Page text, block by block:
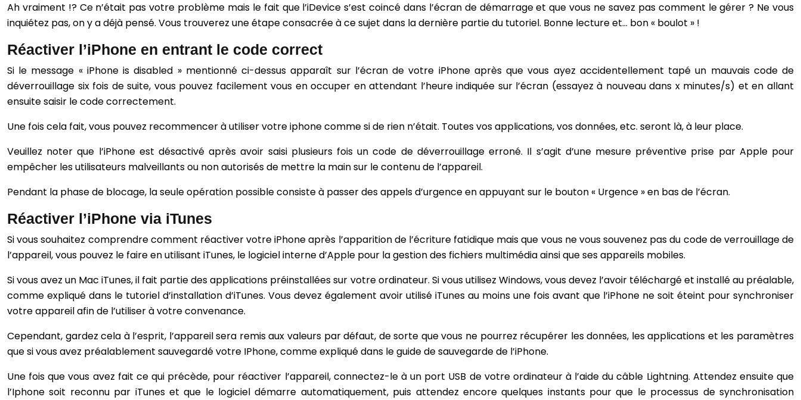
Ah vraiment !? Ce n’était pas votre problème mais le fait que l’iDevice s’est coincé dans l’écran de démarrage et que vous ne savez pas comment le gérer ? Ne vous
inquiétez pas, on y a déjà pensé. Vous trouverez une étape consacrée à ce sujet dans la dernière partie du tutoriel. Bonne lecture et… bon « boulot » !
Réactiver l’iPhone en entrant le code correct
Si le message « iPhone is disabled » mentionné ci-dessus apparaît sur l’écran de votre iPhone après que vous ayez accidentellement tapé un mauvais code de
déverrouillage six fois de suite, vous pouvez facilement vous en occuper en attendant l’heure indiquée sur l’écran (essayez à nouveau dans x minutes/s) et en allant
ensuite saisir le code correctement.
Une fois cela fait, vous pouvez recommencer à utiliser votre iphone comme si de rien n’était. Toutes vos applications, vos données, etc. seront là, à leur place.
Veuillez noter que l’iPhone est désactivé après avoir saisi plusieurs fois un code de déverrouillage erroné. Il s’agit d’une mesure préventive prise par Apple pour
empêcher les utilisateurs malveillants ou non autorisés de mettre la main sur le contenu de l’appareil.
Pendant la phase de blocage, la seule opération possible consiste à passer des appels d’urgence en appuyant sur le bouton « Urgence » en bas de l’écran.
Réactiver l’iPhone via iTunes
Si vous souhaitez comprendre comment réactiver votre iPhone après l’apparition de l’écriture fatidique mais que vous ne vous souvenez pas du code de verrouillage de
l’appareil, vous pouvez le faire en utilisant iTunes, le logiciel interne d’Apple pour la gestion des fichiers multimédia ainsi que ses appareils mobiles.
Si vous avez un Mac iTunes, il fait partie des applications préinstallées sur votre ordinateur. Si vous utilisez Windows, vous devez l’avoir téléchargé et installé au préalable,
comme expliqué dans le tutoriel d’installation d’iTunes. Vous devez également avoir utilisé iTunes au moins une fois avant que l’iPhone ne soit éteint pour synchroniser
votre appareil afin de l’utiliser à votre convenance.
Cependant, gardez cela à l’esprit, l’appareil sera remis aux valeurs par défaut, de sorte que vous ne pourrez récupérer les données, les applications et les paramètres
que si vous avez préalablement sauvegardé votre IPhone, comme expliqué dans le guide de sauvegarde de l’iPhone.
Une fois que vous avez fait ce qui précède, pour réactiver l’appareil, connectez-le à un port USB de votre ordinateur à l’aide du câble Lightning. Attendez ensuite que
l’Iphone soit reconnu par iTunes et que le logiciel démarre automatiquement, puis attendez encore quelques instants pour que le processus de synchronisation